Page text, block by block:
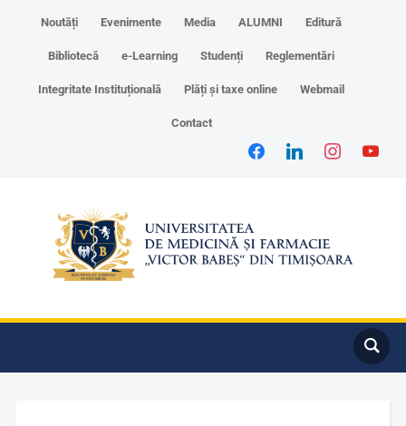
Noutăți Evenimente Media ALUMNI Editură
Bibliotecă e-Learning Studenți Reglementări
Integritate Instituțională Plăți și taxe online Webmail
Contact